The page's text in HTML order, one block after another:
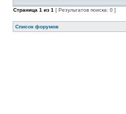
Страница 1 из 1 [ Результатов поиска: 0 ]
Список форумов